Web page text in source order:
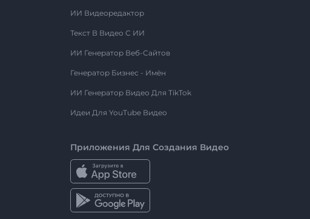
ИИ Видеоредактор
Текст В Видео С ИИ
ИИ Генератор Веб-Сайтов
Генератор Бизнес - Имён
ИИ Генератор Видео Для TikTok
Идеи Для YouTube Видео
Приложения Для Создания Видео